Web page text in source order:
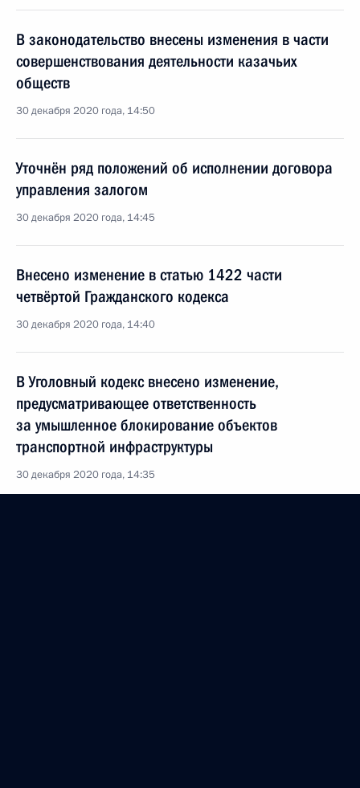
В законодательство внесены изменения в части
совершенствования деятельности казачьих
обществ
30 декабря 2020 года, 14:50
Уточнён ряд положений об исполнении договора
управления залогом
30 декабря 2020 года, 14:45
Внесено изменение в статью 1422 части
четвёртой Гражданского кодекса
30 декабря 2020 года, 14:40
В Уголовный кодекс внесено изменение,
предусматривающее ответственность
за умышленное блокирование объектов
транспортной инфраструктуры
30 декабря 2020 года, 14:35